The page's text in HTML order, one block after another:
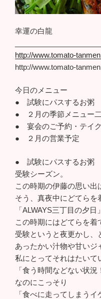
幸運の白龍
http://www.tomato-
http://www.tomato-
今日のメニュー
● 試験にパスするお粥
● ２月の季節メニュー
● 宴会のご予約・テイ
● ２月の営業予定
● 試験にパスするお粥
受験シーズン。
この時期の伊藤の思い出
そう、真夜中にどてらを
「ALWAYS三丁目の夕
この時期にはどてらを着
受験というと夜更かし、
あったかい汁物や甘いジ
私にとってそれはたいて
「食う時間などない状況
なのにこっそり
「食べに走ってしまうイ